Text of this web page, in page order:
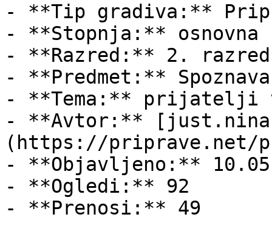
- **Tip gradiva:**
- **Stopnja:** osnovna
- **Razred:** 2. razred
- **Predmet:**
- **Tema:** prijatelji
- **Avtor:**
(https://
- **Objavljeno:**
- **Ogledi:** 92
- **Prenosi:** 49